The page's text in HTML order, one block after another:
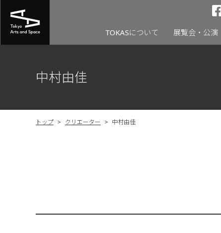
TOKASについて 展覧会・公演
中村由佳
トップ > クリエーター > 中村由佳